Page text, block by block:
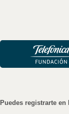
Puedes registrarte